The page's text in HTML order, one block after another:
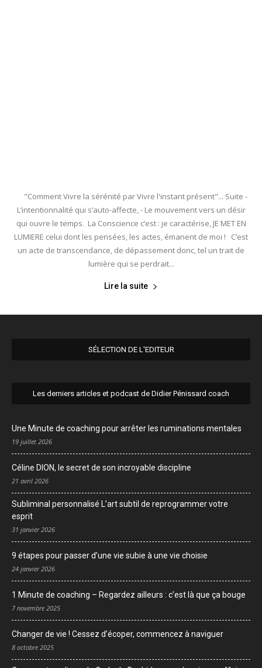
"Comment Vivre la sérénité par Vivre l'instant présent"... Suite -
L’intentionnalité qui s’auto-affecte, - Le mouvement vers un désir
qui ouvre le temps. La Conscience c’est : je caractérise, JE MET EN
LUMIERE celui dont les pensées, les actes, émanent de moi ! C’est
un acte de transcendance, de dépassement donc, tel un trait de
lumière qui se perdrait...
Lire la suite
SÉLECTION DE L'EDITEUR
Les derniers articles et podcast de Didier Pénissard coach
Une Minute de coaching pour arrêter les ruminations mentales
19 juillet 2026
Céline DION, le secret de son incroyable discipline
21 avril 2026
Subliminal personnalisé L’art subtil de reprogrammer votre
esprit
31 janvier 2026
9 étapes pour passer d’une vie subie à une vie choisie
24 janvier 2026
1 Minute de coaching – Regardez ailleurs : c’est là que ça bouge
7 novembre 2025
Changer de vie ! Cessez d’écoper, commencez à naviguer
8 octobre 2025